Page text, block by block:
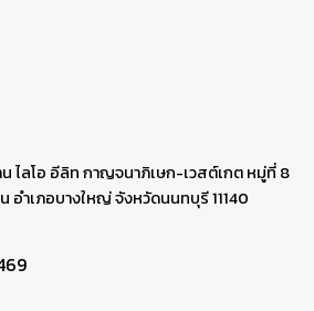
ไลโอ อีลิท กาญจนาภิเษก-เวสต์เกต หมู่ที่ 8
อำเภอบางใหญ่ จังหวัดนนทบุรี 11140